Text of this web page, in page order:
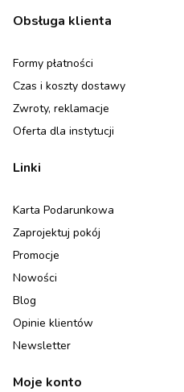
Linki w stopce
Obsługa klienta
Formy płatności
Czas i koszty dostawy
Zwroty, reklamacje
Oferta dla instytucji
Linki
Karta Podarunkowa
Zaprojektuj pokój
Promocje
Nowości
Blog
Opinie klientów
Newsletter
Moje konto